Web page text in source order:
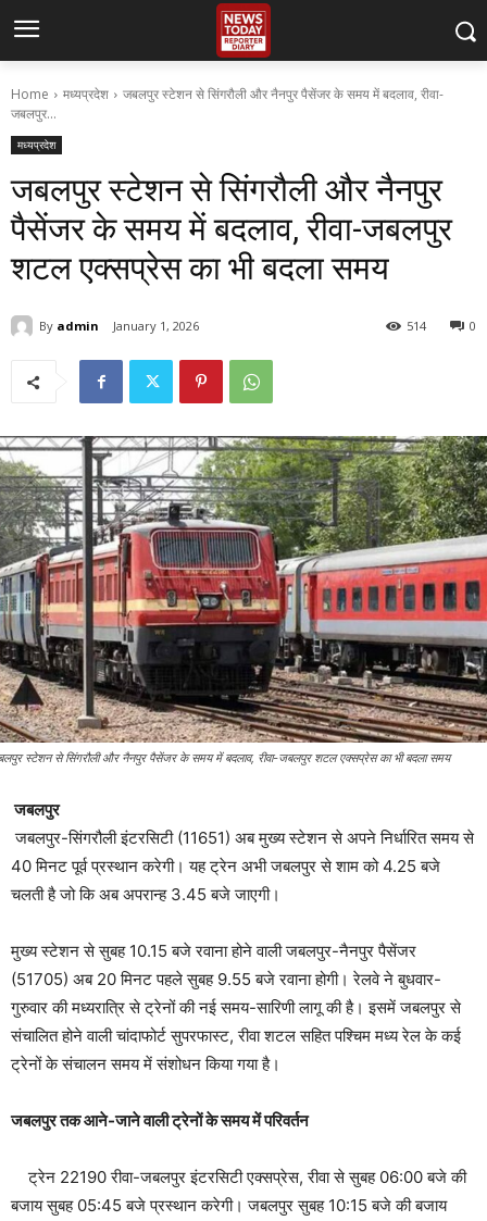
Home मध्यप्रदेश
जबलपुर स्टेशन से सिंगरौली और नैनपुर पैसेंजर के समय में बदलाव, रीवा-
जबलपुर...
मध्यप्रदेश
जबलपुर स्टेशन से सिंगरौली और नैनपुर
पैसेंजर के समय में बदलाव, रीवा-जबलपुर
शटल एक्सप्रेस का भी बदला समय
By admin January 1, 2026 0
514
स्टेशन से सिंगरौली और नैनपुर पैसेंजर के समय में बदलाव, रीवा-जबलपुर शटल एक्सप्रेस का भी बदला समय
जबलपुर
जबलपुर-सिंगरौली इंटरसिटी (11651) अब मुख्य स्टेशन से अपने निर्धारित समय से
40 मिनट पूर्व प्रस्थान करेगी। यह ट्रेन अभी जबलपुर से शाम को 4.25 बजे
चलती है जो कि अब अपरान्ह 3.45 बजे जाएगी।
मुख्य स्टेशन से सुबह 10.15 बजे रवाना होने वाली जबलपुर-नैनपुर पैसेंजर
(51705) अब 20 मिनट पहले सुबह 9.55 बजे रवाना होगी। रेलवे ने बुधवार-
गुरुवार की मध्यरात्रि से ट्रेनों की नई समय-सारिणी लागू की है। इसमें जबलपुर से
संचालित होने वाली चांदाफोर्ट सुपरफास्ट, रीवा शटल सहित पश्चिम मध्य रेल के कई
ट्रेनों के संचालन समय में संशोधन किया गया है।
जबलपुर तक आने-जाने वाली ट्रेनों के समय में परिवर्तन
ट्रेन 22190 रीवा-जबलपुर इंटरसिटी एक्सप्रेस, रीवा से सुबह 06:00 बजे की
बजाय सुबह 05:45 बजे प्रस्थान करेगी। जबलपुर सुबह 10:15 बजे की बजाय